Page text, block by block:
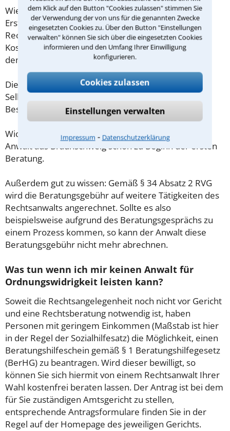
dem Klick auf den Button "Cookies zulassen" stimmen Sie
der Verwendung der von uns für die genannten Zwecke
eingesetzten Cookies zu. Über den Button "Einstellungen
verwalten" können Sie sich über die eingesetzten Cookies
informieren und den Umfang Ihrer Einwilligung
konfigurieren.
Cookies zulassen
Einstellungen verwalten
Impressum ⁃ Datenschutzerklärung
Wieviel ein Rechtsanwalt in Braunschweig für eine
Erstberatung verlangen darf, ist in §34 des
Rechtsanwaltsvergütungsgesetz (RVG) geregelt. Die
Kosten für das erste Beratungsgespräch betragen
demnach maximal 190,00 € zzgl. MwSt.
Diese Regelung gilt jedoch nur für Verbraucher. Für
Selbstständige oder Freiberufler gilt diese
Beschränkung nicht.
Wichtig daher: Klären Sie die Kostenfrage mit Ihrem
Anwalt aus Braunschweig schon zu Beginn der ersten
Beratung.
Außerdem gut zu wissen: Gemäß § 34 Absatz 2 RVG
wird die Beratungsgebühr auf weitere Tätigkeiten des
Rechtsanwalts angerechnet. Sollte es also
beispielsweise aufgrund des Beratungsgesprächs zu
einem Prozess kommen, so kann der Anwalt diese
Beratungsgebühr nicht mehr abrechnen.
Was tun wenn ich mir keinen Anwalt für
Ordnungswidrigkeit leisten kann?
Soweit die Rechtsangelegenheit noch nicht vor Gericht
und eine Rechtsberatung notwendig ist, haben
Personen mit geringem Einkommen (Maßstab ist hier
in der Regel der Sozialhilfesatz) die Möglichkeit, einen
Beratungshilfeschein gemäß § 1 Beratungshilfegesetz
(BerHG) zu beantragen. Wird dieser bewilligt, so
können Sie sich hiermit von einem Rechtsanwalt Ihrer
Wahl kostenfrei beraten lassen. Der Antrag ist bei dem
für Sie zuständigen Amtsgericht zu stellen,
entsprechende Antragsformulare finden Sie in der
Regel auf der Homepage des jeweiligen Gerichts.